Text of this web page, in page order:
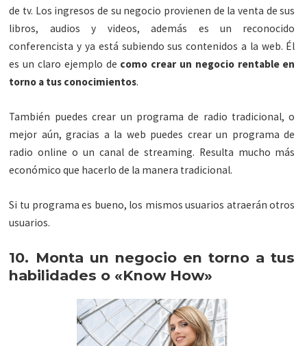
de tv. Los ingresos de su negocio provienen de la venta de sus
libros, audios y videos, además es un reconocido
conferencista y ya está subiendo sus contenidos a la web. Él
es un claro ejemplo de como crear un negocio rentable en
torno a tus conocimientos.
También puedes crear un programa de radio tradicional, o
mejor aún, gracias a la web puedes crear un programa de
radio online o un canal de streaming. Resulta mucho más
económico que hacerlo de la manera tradicional.
Si tu programa es bueno, los mismos usuarios atraerán otros
usuarios.
10. Monta un negocio en torno a tus
habilidades o «Know How»